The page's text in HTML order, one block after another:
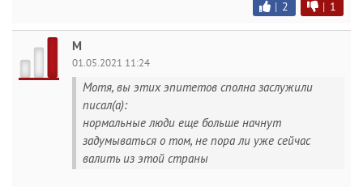
| 2 | 1
М
01.05.2021 11:24
Мотя, вы этих эпитетов сполна заслужили
писал(а):
нормальные люди еще больше начнут
задумываться о том, не пора ли уже сейчас
валить из этой страны